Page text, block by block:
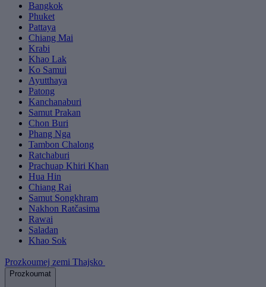
Bangkok
Phuket
Pattaya
Chiang Mai
Krabi
Khao Lak
Ko Samui
Ayutthaya
Patong
Kanchanaburi
Samut Prakan
Chon Buri
Phang Nga
Tambon Chalong
Ratchaburi
Prachuap Khiri Khan
Hua Hin
Chiang Rai
Samut Songkhram
Nakhon Ratčasima
Rawai
Saladan
Khao Sok
Prozkoumej zemi Thajsko
Prozkoumat